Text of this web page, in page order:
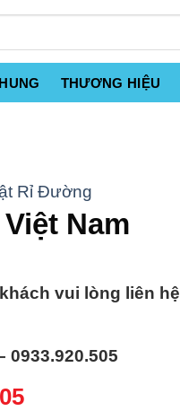
THƯƠNG HIỆU
Rỉ Đường
Nam
vui lòng liên hệ
0933.920.505